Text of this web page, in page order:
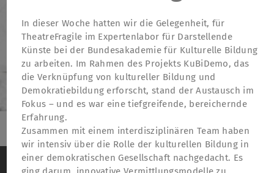
In dieser Woche hatten wir die Gelegenheit, für
TheatreFragile im Expertenlabor für Darstellende
Künste bei der Bundesakademie für Kulturelle Bildung
zu arbeiten. Im Rahmen des Projekts KuBiDemo, das
die Verknüpfung von kultureller Bildung und
Demokratiebildung erforscht, stand der Austausch im
Fokus – und es war eine tiefgreifende, bereichernde
Erfahrung.
Zusammen mit einem interdisziplinären Team haben
wir intensiv über die Rolle der kulturellen Bildung in
einer demokratischen Gesellschaft nachgedacht. Es
TheatreFragile
. . . Kontakt
Wir verwenden Cookies, um das Besucherverhalten
auf der Website anonym zu messen
Weitere